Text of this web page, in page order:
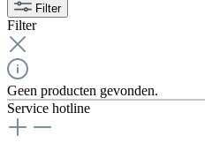
Filter
Filter
Geen producten gevonden.
Service hotline